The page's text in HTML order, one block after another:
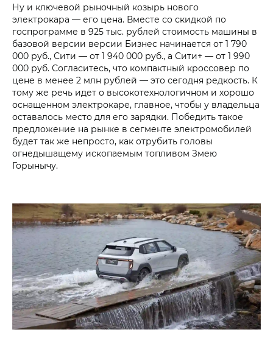
Ну и ключевой рыночный козырь нового
электрокара — его цена. Вместе со скидкой по
госпрограмме в 925 тыс. рублей стоимость машины в
базовой версии версии Бизнес начинается от 1 790
000 руб., Сити — от 1 940 000 руб., а Сити+ — от 1 990
000 руб. Согласитесь, что компактный кроссовер по
цене в менее 2 млн рублей — это сегодня редкость. К
тому же речь идет о высокотехнологичном и хорошо
оснащенном электрокаре, главное, чтобы у владельца
оставалось место для его зарядки. Победить такое
предложение на рынке в сегменте электромобилей
будет так же непросто, как отрубить головы
огнедышащему ископаемым топливом Змею
Горынычу.